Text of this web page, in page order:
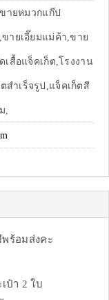
ายหมวกแก๊ป
ายเอี๊ยมแม่ค้า,ขาย
เสื้อแจ็คเก็ต,โรงงาน
สำเร็จรูป,แจ็คเก็ตสี
,
พร้อมส่งคะ
ป๋า 2 ใบ